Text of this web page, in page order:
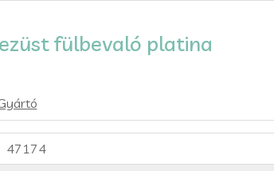
fülbevaló platina
47174